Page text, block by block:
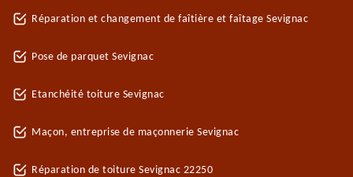
Réparation et changement de faîtière et faîtage Sevignac
Pose de parquet Sevignac
Etanchéité toiture Sevignac
Maçon, entreprise de maçonnerie Sevignac
Réparation de toiture Sevignac 22250